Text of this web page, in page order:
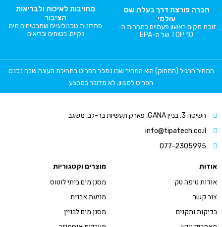
חברה פורצת דרך בעלת שם
עולמי
זוכת מקום ראשון פעמיים בתחרות ה-
TOP 10 של ה-EPA
מחויבות לאיכות ולבריאות
הציבור
פתרונות טכנולוגיים שמבטיחים מים
נקיים, בטוחים ובריאים
המחיר הרגיל (המחוק) הוא המחיר שבו נמכר הפריט בתחילת העונה שבה נכנס
הפריט למגוון. לא מדובר במבצע
השיטה 3, בניין GANA, פארק תעשיות בר-לב, משגב
info@tipatech.co.il
077-2305995
אודות
אודות טיפה טק
צור קשר
בדיקות ותקנים
מוצרים וקטגוריות
מסנן מים ביתי לוטוס
מניעת אבנית
מסנן מים לבניין